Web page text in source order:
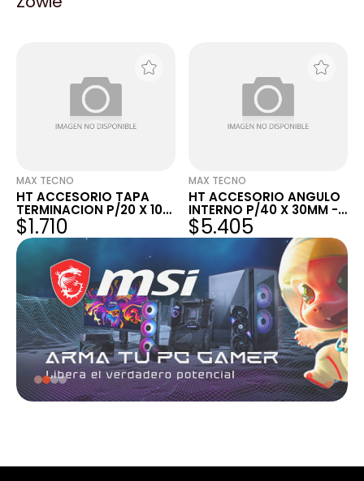
MAX TECNO
HT ACCESORIO TAPA
TERMINACION P/20 X 10
MM - X25U
$1.710
MAX TECNO
HT ACCESORIO ANGULO
INTERNO P/40 X 30MM -
X 25U
$5.405